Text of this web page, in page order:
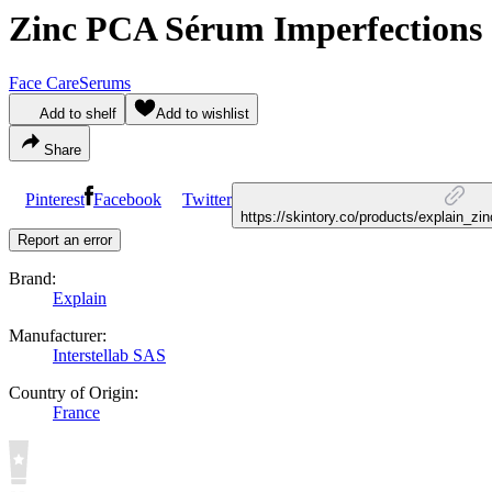
Zinc PCA Sérum Imperfections
Face CareSerums
Add to shelf Add to wishlist
Share
Pinterest Facebook Twitter
https://skintory.co/products/
Report an error
Brand:
Explain
Manufacturer:
Interstellab SAS
Country of Origin:
France